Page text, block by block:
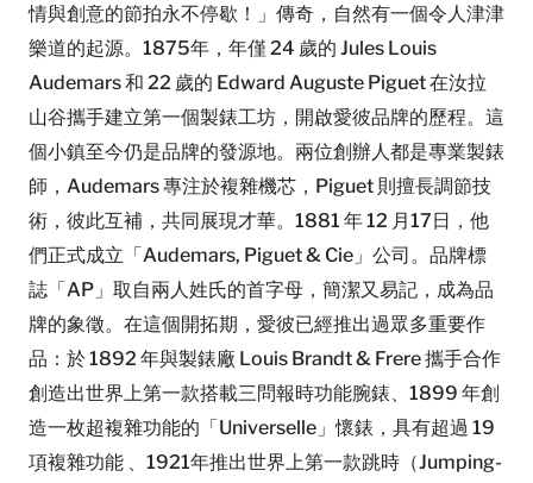
情與創意的節拍永不停歇！」傳奇，自然有一個令人津津
樂道的起源。1875年，年僅 24 歲的 Jules Louis
Audemars 和 22 歲的 Edward Auguste Piguet 在汝拉
山谷攜手建立第一個製錶工坊，開啟愛彼品牌的歷程。這
個小鎮至今仍是品牌的發源地。兩位創辦人都是專業製錶
師，Audemars 專注於複雜機芯，Piguet 則擅長調節技
術，彼此互補，共同展現才華。1881 年 12 月17日，他
們正式成立「Audemars, Piguet & Cie」公司。品牌標
誌「AP」取自兩人姓氏的首字母，簡潔又易記，成為品
牌的象徵。在這個開拓期，愛彼已經推出過眾多重要作
品：於 1892 年與製錶廠 Louis Brandt & Frere 攜手合作
創造出世界上第一款搭載三問報時功能腕錶、1899 年創
造一枚超複雜功能的「Universelle」懷錶，具有超過 19
項複雜功能 、1921年推出世界上第一款跳時（Jumping-